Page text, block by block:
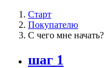
Старт
Покупателю
C чего мне начать?
шаг 1